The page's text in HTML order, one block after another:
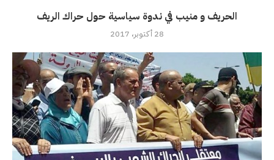
الحريف و منيب في ندوة سياسية حول حراك الريف
28 أكتوبر، 2017